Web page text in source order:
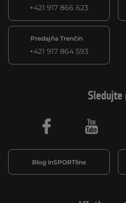
+421 917 866 623
Predajňa Trenčín
+421 917 864 593
Sledujte
Blog inSPORTline
Facebook Youtube